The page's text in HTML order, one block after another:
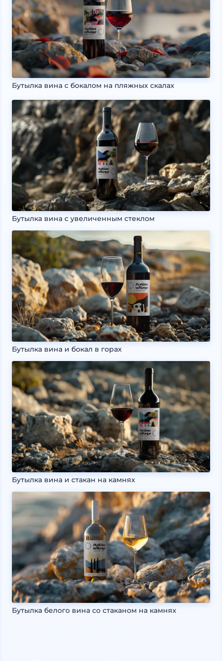
Бутылка вина с бокалом на пляжных скалах
Бутылка вина с увеличенным стеклом
Бутылка вина и бокал в горах
Бутылка вина и стакан на камнях
Бутылка белого вина со стаканом на камнях